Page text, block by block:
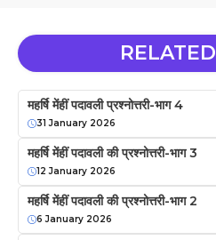
महर्षि मेंहीं पदावली प्रश्नोत्तरी-भाग 4
31 January 2026
महर्षि मेंहीं पदावली की प्रश्नोत्तरी-भाग 3
12 January 2026
महर्षि मेंहीं पदावली की प्रश्नोत्तरी-भाग 2
6 January 2026